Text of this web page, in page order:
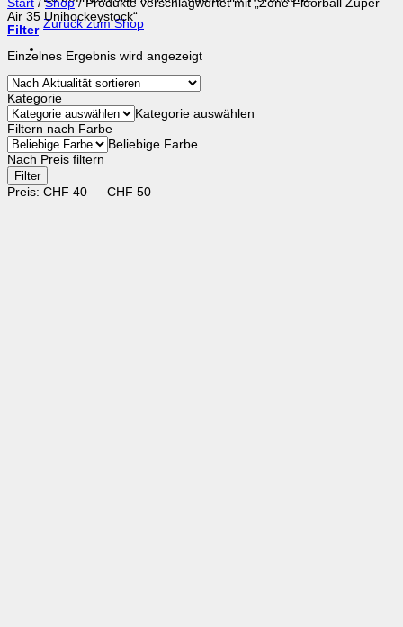
Zurück zum Shop
Start / Shop /Produkte verschlagwortet mit „Zone Floorball Zuper
Air 35 Unihockeystock“
Filter
Einzelnes Ergebnis wird angezeigt
Kategorie
Kategorie auswählen
Filtern nach Farbe
Beliebige Farbe
Nach Preis filtern
Min.
Preis
Max.
Preis
Filter
Preis: CHF 40 — CHF 50